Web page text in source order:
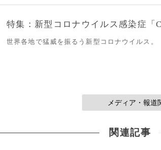
特集：新型コロナウイルス感染症「
世界各地で猛威を振るう新型コロナウイルス。
メディア・報
関連記事